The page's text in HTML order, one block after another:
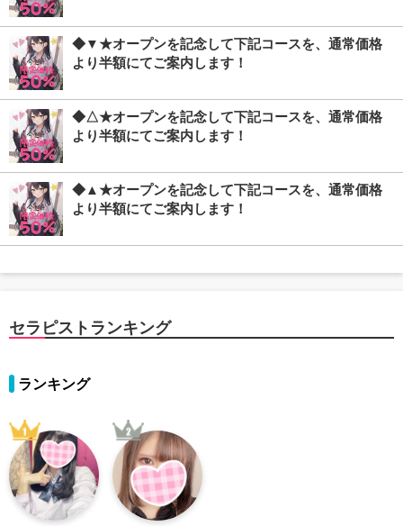
◆▼★オープンを記念して下記コースを、通常価格
より半額にてご案内します！
◆△★オープンを記念して下記コースを、通常価格
より半額にてご案内します！
◆▲★オープンを記念して下記コースを、通常価格
より半額にてご案内します！
セラピストランキング
ランキング